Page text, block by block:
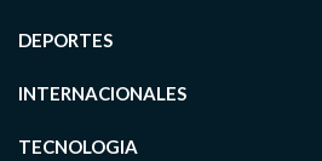
DEPORTES
INTERNACIONALES
TECNOLOGIA